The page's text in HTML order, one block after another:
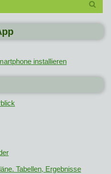
installieren
Tabellen, Ergebnisse